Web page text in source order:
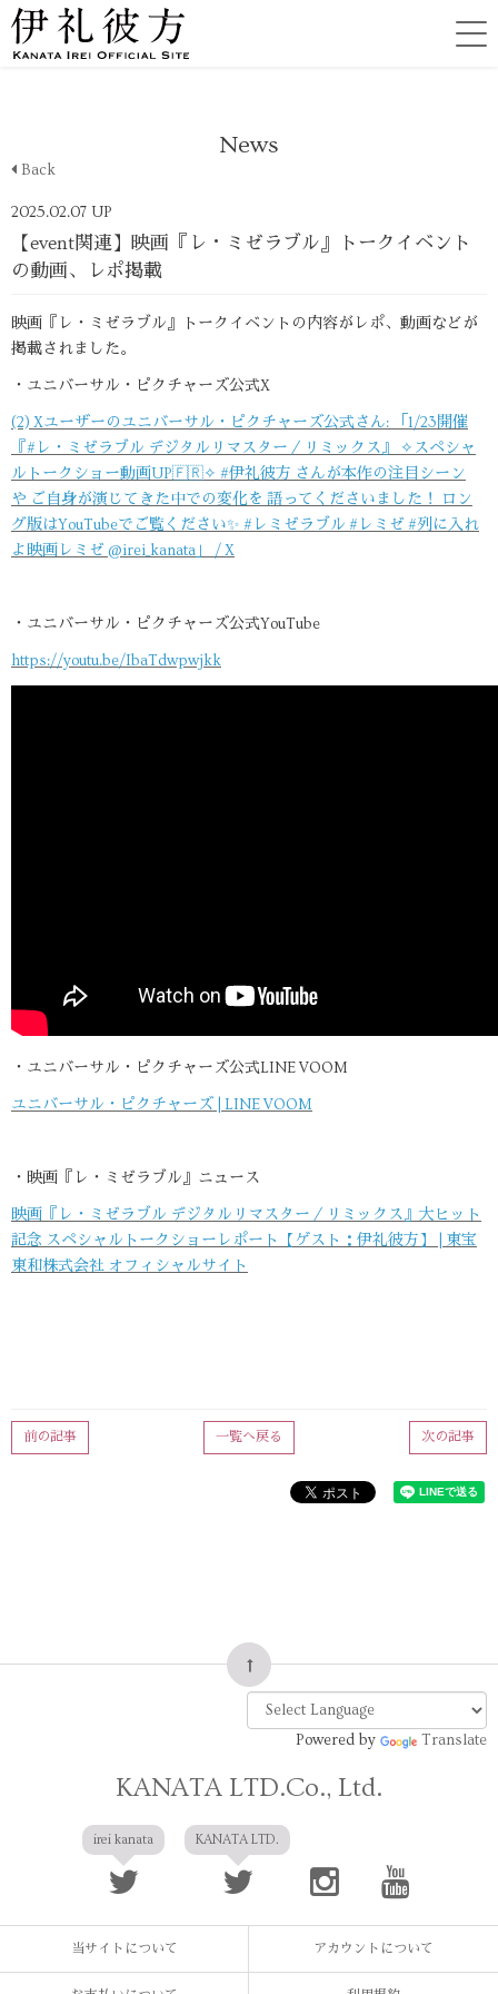
News
Back
2025.02.07 UP
【event関連】映画『レ・ミゼラブル』トークイベント
の動画、レポ掲載
映画『レ・ミゼラブル』トークイベントの内容がレポ、動画などが
掲載されました。
・ユニバーサル・ピクチャーズ公式X
(2) Xユーザーのユニバーサル・ピクチャーズ公式さん: 「1/23開催
『#レ・ミゼラブル デジタルリマスター／リミックス』 ✧スペシャ
ルトークショー動画UP🇫🇷✧ #伊礼彼方 さんが本作の注目シーン
や ご自身が演じてきた中での変化を 語ってくださいました！ ロン
グ版はYouTubeでご覧ください✨ #レミゼラブル #レミゼ #列に入れ
よ映画レミゼ @irei_kanata」 / X
・ユニバーサル・ピクチャーズ公式YouTube
https://youtu.be/IbaTdwpwjkk
・ユニバーサル・ピクチャーズ公式LINE VOOM
ユニバーサル・ピクチャーズ | LINE VOOM
・映画『レ・ミゼラブル』ニュース
映画『レ・ミゼラブル デジタルリマスター／リミックス』大ヒット
記念 スペシャルトークショーレポート【ゲスト：伊礼彼方】 | 東宝
東和株式会社 オフィシャルサイト
次の記事
一覧へ戻る
前の記事
Powered by Translate
KANATA LTD.Co., Ltd.
irei kanata KANATA LTD.
当サイトについて アカウントについて